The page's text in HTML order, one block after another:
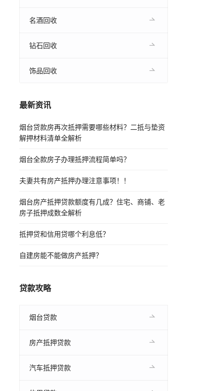
名酒回收
钻石回收
饰品回收
最新资讯
烟台贷款房再次抵押需要哪些材料？二抵与垫资
解押材料清单全解析
烟台全款房子办理抵押流程简单吗？
夫妻共有房产抵押办理注意事项！！
烟台房产抵押贷款额度有几成？住宅、商铺、老
房子抵押成数全解析
抵押贷和信用贷哪个利息低？
自建房能不能做房产抵押？
贷款攻略
烟台贷款
房产抵押贷款
汽车抵押贷款